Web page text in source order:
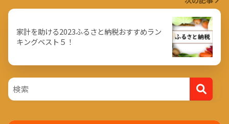
家計を助ける2023ふるさと納税おすすめラン
キングベスト５！